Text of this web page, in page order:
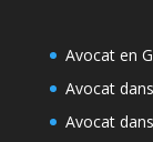
Avocat en
Avocat
Avocat